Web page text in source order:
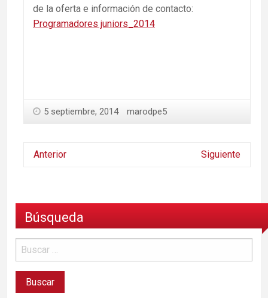
de la oferta e información de contacto:
Programadores juniors_2014
5 septiembre, 2014 marodpe5
Anterior Siguiente
Búsqueda